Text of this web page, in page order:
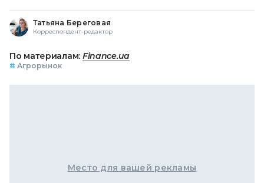
Татьяна Береговая
Корреспондент-редактор
По материалам: Finance.ua
# Агрорынок
Место для вашей рекламы